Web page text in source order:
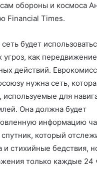
обороны и космоса
Financial Times.
будет
угроз, как
действий.
нужна сеть,
для
Она должна будет
информацию
который
и стихийные бедствия,
только каждые 24